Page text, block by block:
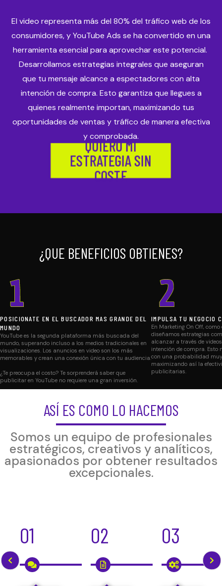
El video representa más del 80% del tráfico web de los
consumidores, y YouTube Ads se ha convertido en una
herramienta esencial para aprovechar este potencial.
Desarrollamos estrategias integrales que aseguran
que tu mensaje alcance a espectadores con alta
intención de compra. Esto garantiza que llegues a
quienes realmente importan, maximizando tus
oportunidades de ventas y tráfico de manera efectiva
y comprobada.
QUIERO MI
ESTRATEGIA SIN
COSTE
¿QUE BENEFICIOS OBTIENES?
POSICIONATE EN EL BUSCADOR MAS GRANDE DEL
MUNDO
YouTube es la segunda plataforma más buscada del
mundo, superando incluso a los medios tradicionales en
visualizaciones. Los anuncios en video son los más
memorables y crean una conexión única con tu audiencia.
¿Te preocupa el costo? Te sorprenderá saber que
publicitar en YouTube no requiere una gran inversión.
IMPULSA TU NEGOCIO
En Marketing On Off,
diseñamos estrategias
alcanzar a través de
intención de compra. Esto
con una probabilidad
maximizando así la
publicitarias.
ASÍ ES COMO LO HACEMOS
Somos un equipo de profesionales
estratégicos, creativos y analíticos,
apasionados por obtener resultados
excepcionales.
01 02 03